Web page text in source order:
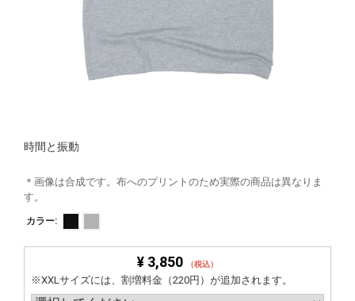
時間と振動
＊画像は合成です。布へのプリントのため実際の商品は異なりま
す。
カラー:
¥ 3,850 （税込）
※XXLサイズには、割増料金（220円）が追加されます。